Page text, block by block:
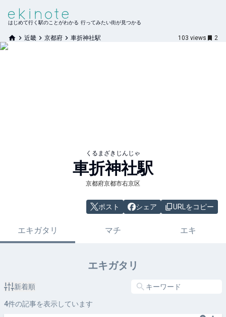
はじめて行く駅のことがわかる 行ってみたい街が見つかる
近畿 京都府 車折神社駅 103 views 2
くるまざきじんじゃ
車折神社駅
京都府京都市右京区
ポスト シェア URLをコピー
エキガタリ マチ エキ
エキガタリ
新着順
4件の記事を表示しています